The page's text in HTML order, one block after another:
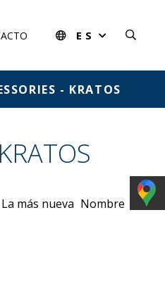
ES
- KRATOS
La más nueva Nombre